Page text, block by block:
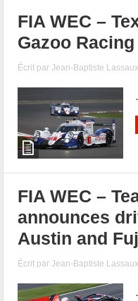
FIA WEC –
Gazoo Racing
Écrit parJean-Baptiste Lassaux
FIA WEC –
announces
Austin and
Écrit parJean-Baptiste Lassaux